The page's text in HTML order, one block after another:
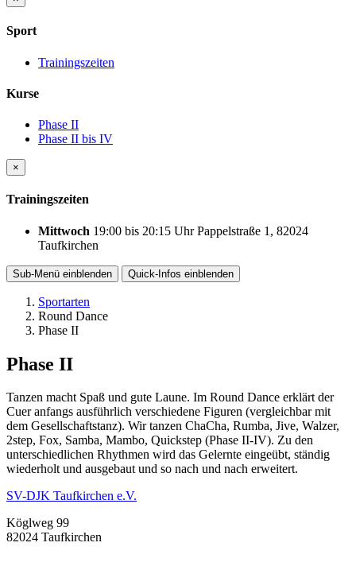
Sport
Trainingszeiten
Kurse
Phase II
Phase II bis IV
×
Trainingszeiten
Mittwoch 19:00 bis 20:15 UhrPappelstraße 1, 82024
Taufkirchen
Sub-Menü einblenden Quick-Infos einblenden
Sportarten
Round Dance
Phase II
Phase II
Tanzen macht Spaß und gute Laune. Im Round Dance erklärt der
Cuer anfangs ausführlich verschiedene Figuren (vergleichbar mit
dem Gesellschaftstanz). Wir tanzen ChaCha, Rumba, Jive, Walzer,
2step, Fox, Samba, Mambo, Quickstep (Phase II-IV). Zu den
unterschiedlichen Rhythmen wird das Gelernte eingeübt, ständig
wiederholt und ausgebaut und so nach und nach erweitert.
SV-DJK Taufkirchen e.V.
Köglweg 99
82024 Taufkirchen